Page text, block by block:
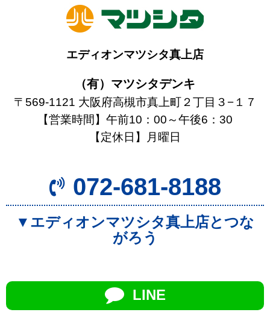
エディオンマツシタ真上店
（有）マツシタデンキ
〒569-1121 大阪府高槻市真上町２丁目３−１７
【営業時間】午前10：00～午後6：30
【定休日】月曜日
072-681-8188
▼エディオンマツシタ真上店とつな
がろう
LINE